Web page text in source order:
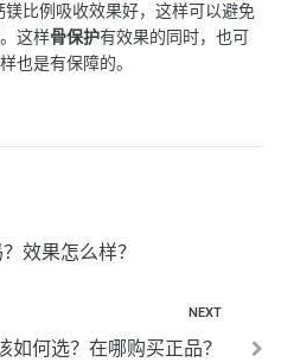
比例吸收效果好，这样可以避免
这样骨保护有效果的同时，也可
也是有保障的。
效果怎么样？
NEXT
如何选？在哪购买正品？